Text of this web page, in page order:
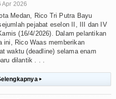
Apr 2026
Medan, Rico Tri Putra Bayu
pejabat eselon II, III dan IV
(16/4/2026). Dalam pelantikan
ini, Rico Waas memberikan
waktu (deadline) selama enam
dilantik . . .
▸